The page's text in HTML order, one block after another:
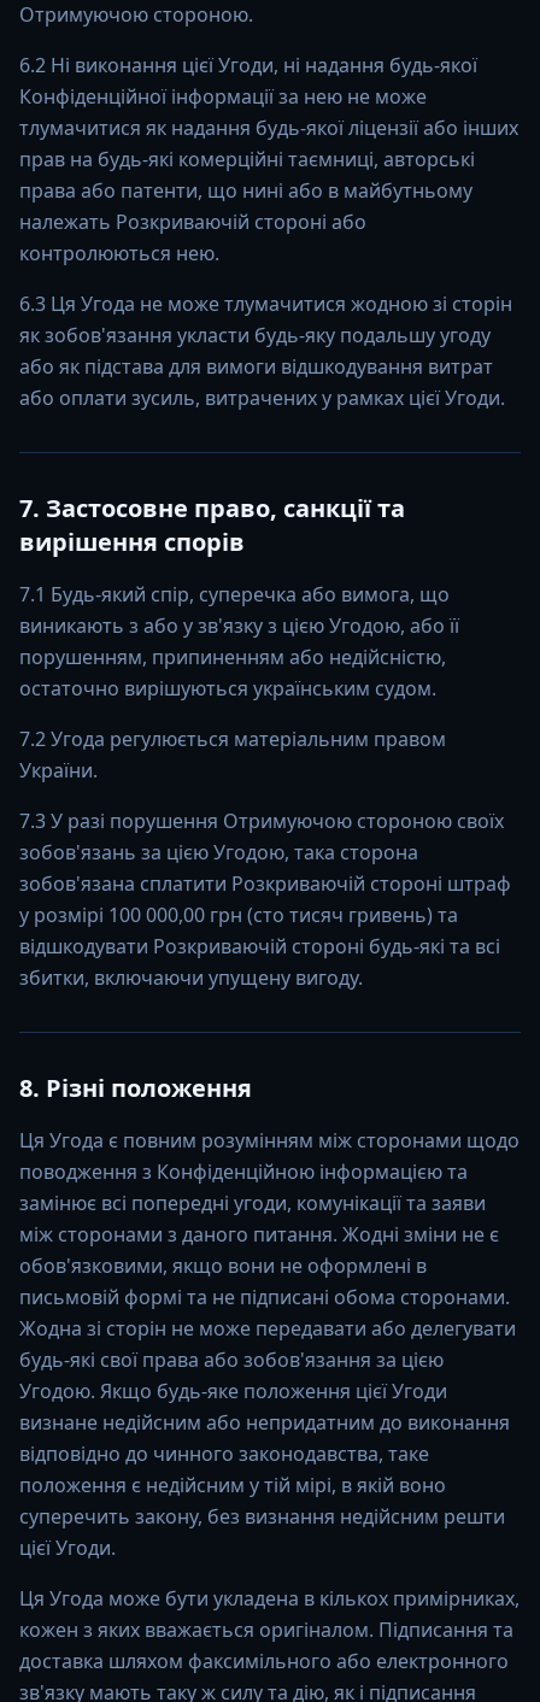
Отримуючою стороною.
6.2 Ні виконання цієї Угоди, ні надання будь-якої
Конфіденційної інформації за нею не може
тлумачитися як надання будь-якої ліцензії або інших
прав на будь-які комерційні таємниці, авторські
права або патенти, що нині або в майбутньому
належать Розкриваючій стороні або
контролюються нею.
6.3 Ця Угода не може тлумачитися жодною зі сторін
як зобов'язання укласти будь-яку подальшу угоду
або як підстава для вимоги відшкодування витрат
або оплати зусиль, витрачених у рамках цієї Угоди.
7. Застосовне право, санкції та
вирішення спорів
7.1 Будь-який спір, суперечка або вимога, що
виникають з або у зв'язку з цією Угодою, або її
порушенням, припиненням або недійсністю,
остаточно вирішуються українським судом.
7.2 Угода регулюється матеріальним правом
України.
7.3 У разі порушення Отримуючою стороною своїх
зобов'язань за цією Угодою, така сторона
зобов'язана сплатити Розкриваючій стороні штраф
у розмірі 100 000,00 грн (сто тисяч гривень) та
відшкодувати Розкриваючій стороні будь-які та всі
збитки, включаючи упущену вигоду.
8. Різні положення
Ця Угода є повним розумінням між сторонами щодо
поводження з Конфіденційною інформацією та
замінює всі попередні угоди, комунікації та заяви
між сторонами з даного питання. Жодні зміни не є
обов'язковими, якщо вони не оформлені в
письмовій формі та не підписані обома сторонами.
Жодна зі сторін не може передавати або делегувати
будь-які свої права або зобов'язання за цією
Угодою. Якщо будь-яке положення цієї Угоди
визнане недійсним або непридатним до виконання
відповідно до чинного законодавства, таке
положення є недійсним у тій мірі, в якій воно
суперечить закону, без визнання недійсним решти
цієї Угоди.
Ця Угода може бути укладена в кількох примірниках,
кожен з яких вважається оригіналом. Підписання та
доставка шляхом факсимільного або електронного
зв'язку мають таку ж силу та дію, як і підписання